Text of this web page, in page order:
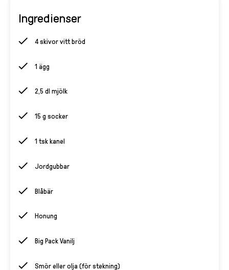
Ingredienser
4 skivor vitt bröd
1 ägg
2,5 dl mjölk
15 g socker
1 tsk kanel
Jordgubbar
Blåbär
Honung
Big Pack Vanilj
Smör eller olja (för stekning)